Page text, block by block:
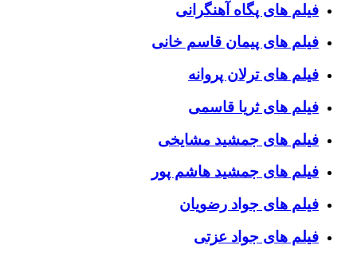
فیلم های پگاه آهنگرانی
فیلم های پیمان قاسم خانی
فیلم های ترلان پروانه
فیلم های ثریا قاسمی
فیلم های جمشید مشایخی
فیلم های جمشید هاشم پور
فیلم های جواد رضویان
فیلم های جواد عزتی